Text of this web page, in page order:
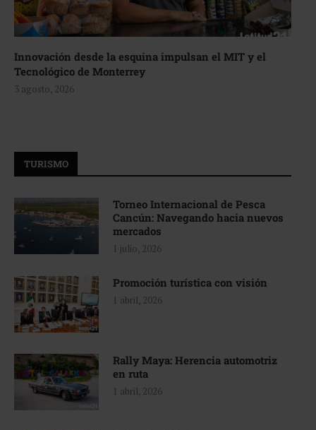
Innovación desde la esquina impulsan el MIT y el
Tecnológico de Monterrey
3 agosto, 2026
TURISMO
Torneo Internacional de Pesca
Cancún: Navegando hacia nuevos
mercados
1 julio, 2026
Promoción turística con visión
1 abril, 2026
Rally Maya: Herencia automotriz
en ruta
1 abril, 2026